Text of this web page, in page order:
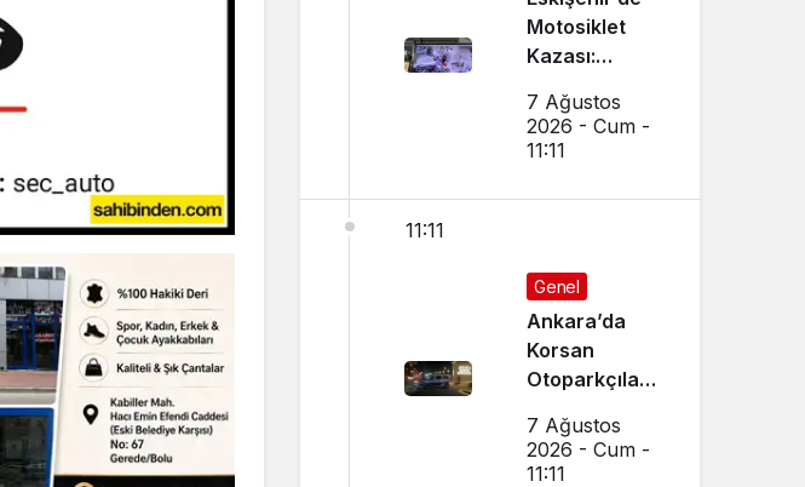
Motosiklet
Kazası:
Camı Kırıldı,
Arbede Çıktı
7 Ağustos
2026 - Cum -
11:11
11:11
Genel
Ankara’da
Korsan
Otoparkçılara
Operasyon:
10 Kişi
7 Ağustos
2026 - Cum -
11:11